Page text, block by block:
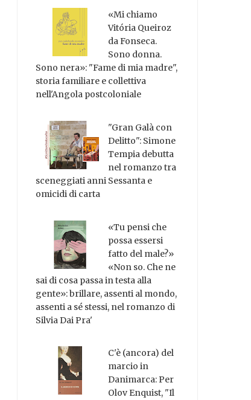
«Mi chiamo
Vitória Queiroz
da Fonseca.
Sono donna.
Sono nera»: "Fame di mia madre",
storia familiare e collettiva
nell'Angola postcoloniale
"Gran Galà con
Delitto": Simone
Tempia debutta
nel romanzo tra
sceneggiati anni Sessanta e
omicidi di carta
«Tu pensi che
possa essersi
fatto del male?»
«Non so. Che ne
sai di cosa passa in testa alla
gente»: brillare, assenti al mondo,
assenti a sé stessi, nel romanzo di
Silvia Dai Pra'
C'è (ancora) del
marcio in
Danimarca: Per
Olov Enquist, "Il